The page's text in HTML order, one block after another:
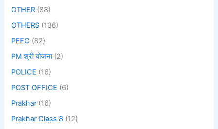
OTHER (88)
OTHERS (136)
PEEO (82)
PM श्री योजना(2)
POLICE (16)
POST OFFICE (6)
Prakhar (16)
Prakhar Class 8 (12)